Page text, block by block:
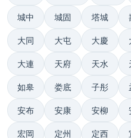
城中 城固 塔城
大同 大屯 大慶
大連 天府 天水
如皋 娄底 子彤
安布 安康 安柳
宏岡 定州 定西